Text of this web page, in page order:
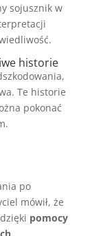
sojusznik w
historie
Te historie
pokonać
po
mówił, że
pomocy
,